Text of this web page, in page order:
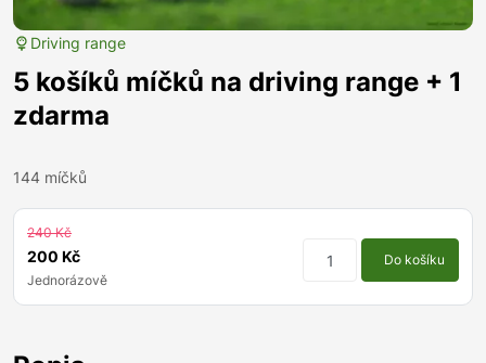
Driving range
5 košíků míčků na driving range + 1
zdarma
144 míčků
240 Kč
200 Kč
Jednorázově
Do košíku